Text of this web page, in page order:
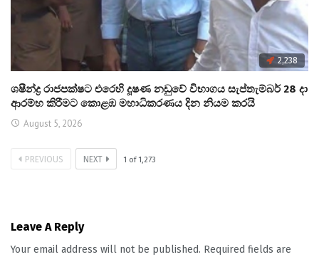
2,238
ශෂීන්ද්‍ර රාජපක්ෂට එරෙහි දූෂණ නඩුවේ විභාගය සැප්තැම්බර් 28 දා
ආරම්භ කිරීමට කොළඹ මහාධිකරණය දින නියම කරයි
August 5, 2026
PREVIOUS NEXT 1 of 1,273
Leave A Reply
Your email address will not be published. Required fields are